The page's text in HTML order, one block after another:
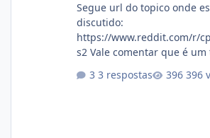
Segue url do topico onde
discutido:
https://www.reddit.com/r/
s2 Vale comentar que é
3 respostas 396